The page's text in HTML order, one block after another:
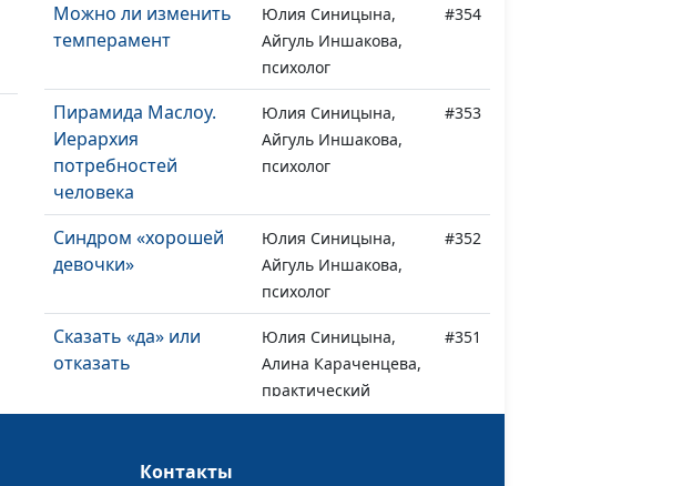
Можно ли изменить
темперамент
Юлия Синицына,
Айгуль Иншакова,
психолог
#354
Пирамида Маслоу.
Иерархия
потребностей
человека
Юлия Синицына,
Айгуль Иншакова,
психолог
#353
Синдром «хорошей
девочки»
Юлия Синицына,
Айгуль Иншакова,
психолог
#352
Сказать «да» или
отказать
Юлия Синицына,
Алина Караченцева,
практический
психолог
#351
Как вернуть интерес
Контакты